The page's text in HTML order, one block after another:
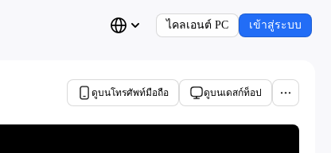
ไคลเอนต์ PC เข้าสู่ระบบ
ดูบนโทรศัพท์มือถือ ดูบนเดสก์ท็อป